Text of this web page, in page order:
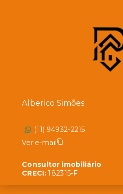
Alberico Simões
(11) 94932-2215
Ver e-mail
Consultor imobiliário
CRECI:182315-F